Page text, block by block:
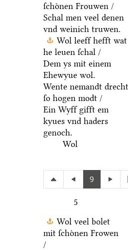
ſchoͤnen Frouwen /
Schal men veel denen
vnd weinich truwen.
Wol leeff hefft wat
he leuen ſchal /
Dem ys mit einem
Ehewyue wol.
Wente nemandt drecht
ſo hogen modt /
Ein Wyff gifft em
kyues vnd haders
genoch.
Wol
9
5
Wol veel bolet
mit ſchoͤnen Frowen
/